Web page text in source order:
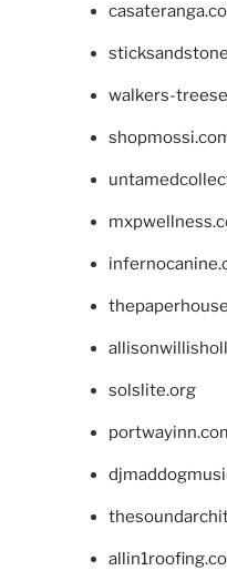
walkers-
solslite.org